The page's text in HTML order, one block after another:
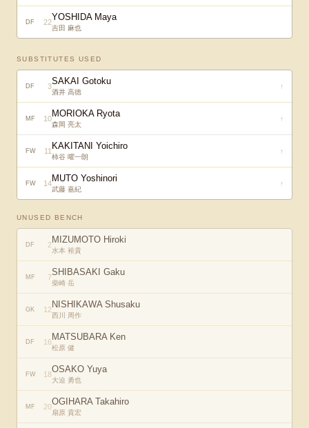
DF 22YOSHIDA Maya
吉田 麻也
SUBSTITUTES USED
DF 3SAKAI Gotoku
酒井 高徳
↑
MF 10MORIOKA Ryota
森岡 亮太
↑
FW 11 KAKITANI Yoichiro
柿谷 曜一朗
↑
FW 14MUTO Yoshinori
武藤 嘉紀
↑
UNUSED BENCH
DF 2MIZUMOTO Hiroki
水本 裕貴
MF 7SHIBASAKI Gaku
柴崎 岳
GK 12NISHIKAWA Shusaku
西川 周作
DF 16MATSUBARA Ken
松原 健
FW 18OSAKO Yuya
大迫 勇也
MF 20OGIHARA Takahiro
扇原 貴宏